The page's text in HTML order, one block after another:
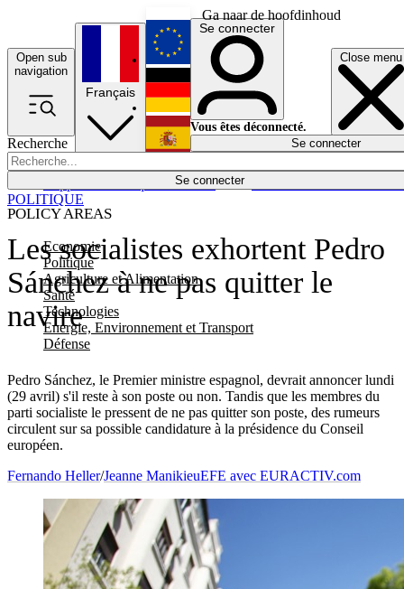
Ga naar de hoofdinhoud
Open sub
navigation
Close menu
Recherche
Se connecter
POLICY AREAS
Economie
Politique
Agriculture et Alimentation
Santé
Technologies
Energie, Environnement et Transport
Défense
Économie
Français
English
Deutsch
Español
Se connecter
Vous êtes déconnecté.
Se connecter
Les socialistes exhortent Pedro
Sánchez à ne pas quitter le
navire
Pedro Sánchez, le Premier ministre espagnol, devrait annoncer lundi
(29 avril) s'il reste à son poste ou non. Tandis que les membres du
parti socialiste le pressent de ne pas quitter son poste, des rumeurs
circulent sur sa possible candidature à la présidence du Conseil
européen.
POLITIQUE
Fernando Heller/Jeanne ManikieuEFE avec EURACTIV.com